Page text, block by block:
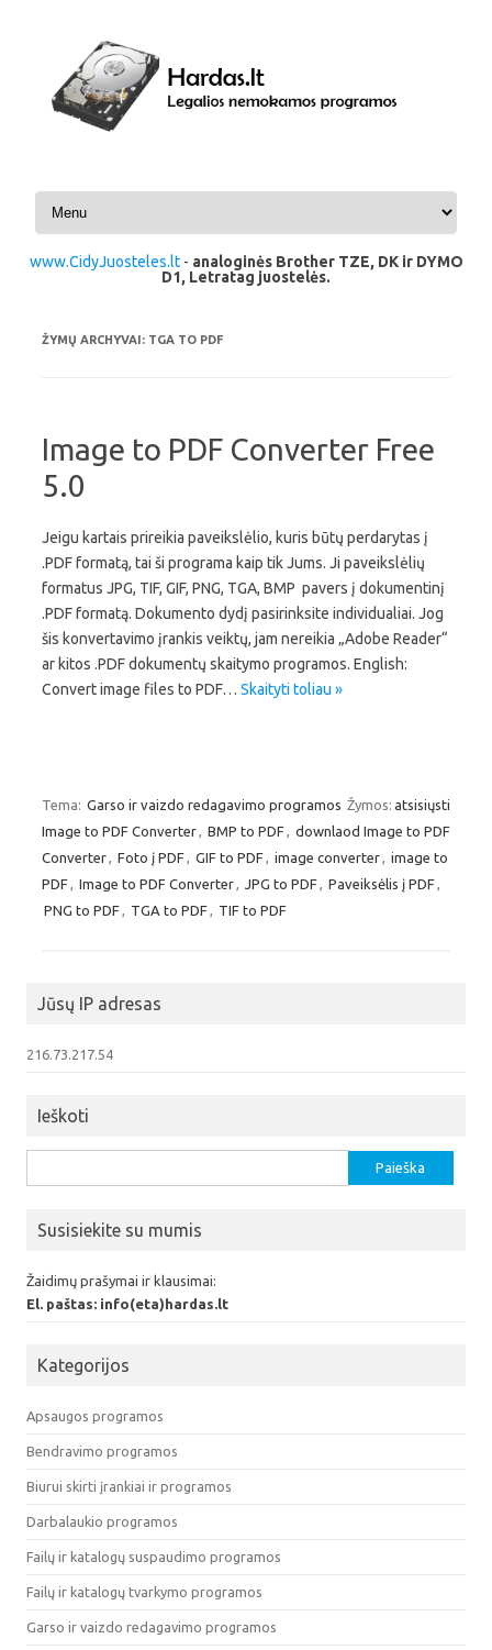
Pereiti prie turinio
www.CidyJuosteles.lt- analoginės Brother TZE, DK ir DYMO
D1, Letratag juostelės.
ŽYMŲ ARCHYVAI: TGA TO PDF
Image to PDF Converter Free
5.0
Jeigu kartais prireikia paveikslėlio, kuris būtų perdarytas į
.PDF formatą, tai ši programa kaip tik Jums. Ji paveikslėlių
formatus JPG, TIF, GIF, PNG, TGA, BMP pavers į dokumentinį
.PDF formatą. Dokumento dydį pasirinksite individualiai. Jog
šis konvertavimo įrankis veiktų, jam nereikia „Adobe Reader“
ar kitos .PDF dokumentų skaitymo programos. English:
Convert image files to PDF… Skaityti toliau »
Tema: Garso ir vaizdo redagavimo programos Žymos: atsisiųsti
Image to PDF Converter
BMP to PDF
downlaod Image to PDF
Converter
Foto į PDF GIF to PDF image converter
image to
PDF
Image to PDF Converter JPG to PDF Paveiksėlis į PDF
PNG to PDF
TGA to PDF TIF to PDF
Jūsų IP adresas
216.73.217.54
Ieškoti
Susisiekite su mumis
Žaidimų prašymai ir klausimai:
El. paštas: info(eta)hardas.lt
Kategorijos
Apsaugos programos
Bendravimo programos
Biurui skirti įrankiai ir programos
Darbalaukio programos
Failų ir katalogų suspaudimo programos
Failų ir katalogų tvarkymo programos
Garso ir vaizdo redagavimo programos